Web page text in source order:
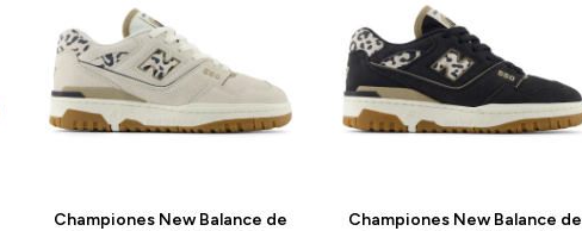
Championes New Balance de
Championes New Balance de